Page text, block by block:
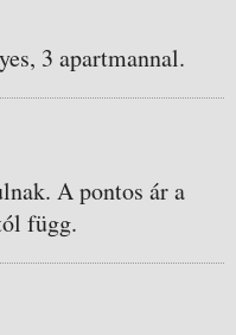
3 apartmannal.
A pontos ár a
függ.